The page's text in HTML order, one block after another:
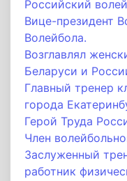
Российский
Вице-президент
Волейбола.
Возглавлял
Беларуси и
Главный тренер
города
Герой Труда
Член
Заслуженный
работник